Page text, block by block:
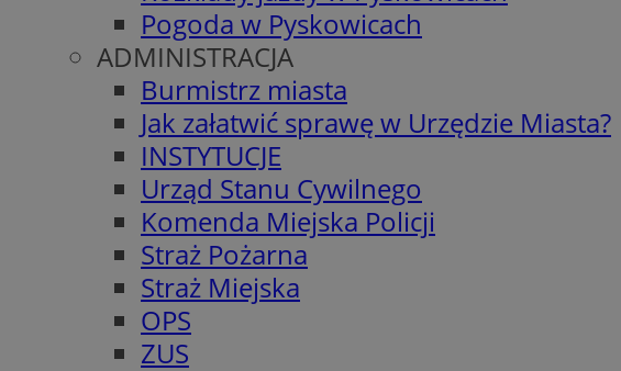
Pogoda w Pyskowicach
ADMINISTRACJA
Burmistrz miasta
Jak załatwić sprawę w Urzędzie Miasta?
INSTYTUCJE
Urząd Stanu Cywilnego
Komenda Miejska Policji
Straż Pożarna
Straż Miejska
OPS
ZUS